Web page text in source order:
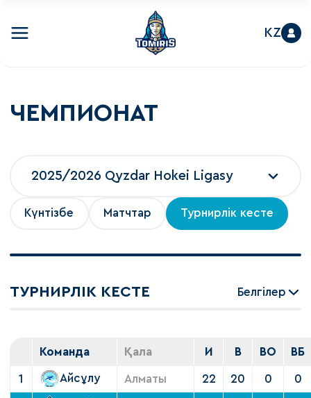
KZ
ЧЕМПИОНАТ
Күнтізбе Матчтар Турнирлік кесте
2025/2026 Qyzdar Hokei Ligasy
ТУРНИРЛІК КЕСТЕ Белгілер
Команда Қала И В ВО ВБ
1 Айсұлу Алматы 22 20 0 0